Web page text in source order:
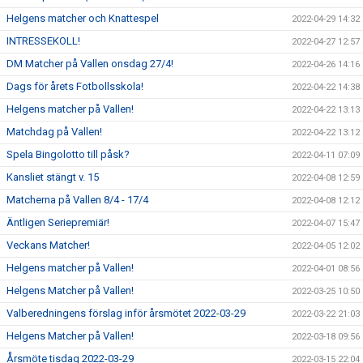
Helgens matcher och Knattespel 2022-04-29 14:32
INTRESSEKOLL! 2022-04-27 12:57
DM Matcher på Vallen onsdag 27/4! 2022-04-26 14:16
Dags för årets Fotbollsskola! 2022-04-22 14:38
Helgens matcher på Vallen! 2022-04-22 13:13
Matchdag på Vallen! 2022-04-22 13:12
Spela Bingolotto till påsk? 2022-04-11 07:09
Kansliet stängt v. 15 2022-04-08 12:59
Matcherna på Vallen 8/4 - 17/4 2022-04-08 12:12
Äntligen Seriepremiär! 2022-04-07 15:47
Veckans Matcher! 2022-04-05 12:02
Helgens matcher på Vallen! 2022-04-01 08:56
Helgens Matcher på Vallen! 2022-03-25 10:50
Valberedningens förslag inför årsmötet 2022-03-29 2022-03-22 21:03
Helgens Matcher på Vallen! 2022-03-18 09:56
Årsmöte tisdag 2022-03-29 2022-03-15 22:04